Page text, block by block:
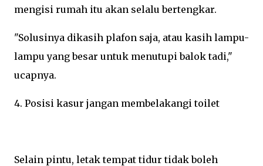
mengisi rumah itu akan selalu bertengkar.
"Solusinya dikasih plafon saja, atau kasih lampu-
lampu yang besar untuk menutupi balok tadi,"
ucapnya.
4. Posisi kasur jangan membelakangi toilet
Selain pintu, letak tempat tidur tidak boleh